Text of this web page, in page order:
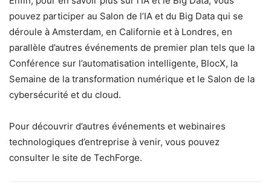
pouvez participer au Salon de l’IA et du Big Data qui se
déroule à Amsterdam, en Californie et à Londres, en
parallèle d’autres événements de premier plan tels que la
Conférence sur l’automatisation intelligente, BlocX, la
Semaine de la transformation numérique et le Salon de la
cybersécurité et du cloud.
Pour découvrir d’autres événements et webinaires
technologiques d’entreprise à venir, vous pouvez
consulter le site de TechForge.